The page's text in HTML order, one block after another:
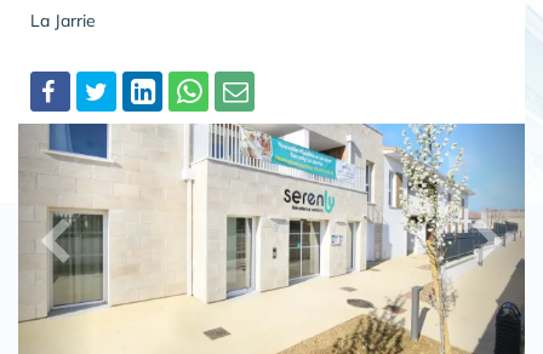
La Jarrie
Partager